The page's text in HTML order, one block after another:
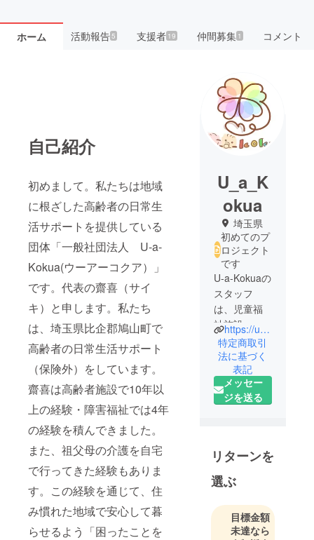
ホーム 活動報告5 支援者 19 仲間募集 1 コメント
自己紹介
初めまして。私たちは地域
に根ざした高齢者の日常生
活サポートを提供している
団体「一般社団法人 U-a-
Kokua(ウーアーコクア）」
です。代表の齋喜（サイ
キ）と申します。私たち
は、埼玉県比企郡鳩山町で
高齢者の日常生活サポート
（保険外）をしています。
齋喜は高齢者施設で10年以
上の経験・障害福祉では4年
の経験を積んできました。
また、祖父母の介護を自宅
で行ってきた経験もありま
す。この経験を通じて、住
み慣れた地域で安心して暮
らせるよう「困ったことを
U_a_K
okua
埼玉県
初めてのプ
ロジェクト
です
U-a-Kokuaの
スタッフ
は、児童福
祉施設・高
齢者福祉施
設での就労
過程の中
で、多くの
経験やスキ
日々技術や
知識は変化
していくた
習したり新
たに必要な
https://uuakokua591.my.canva.site/
特定商取引
法に基づく
表記
メッセー
ジを送る
リターンを
選ぶ
目標金額
未達なら